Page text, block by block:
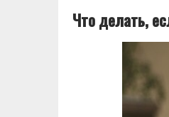
Что делать,